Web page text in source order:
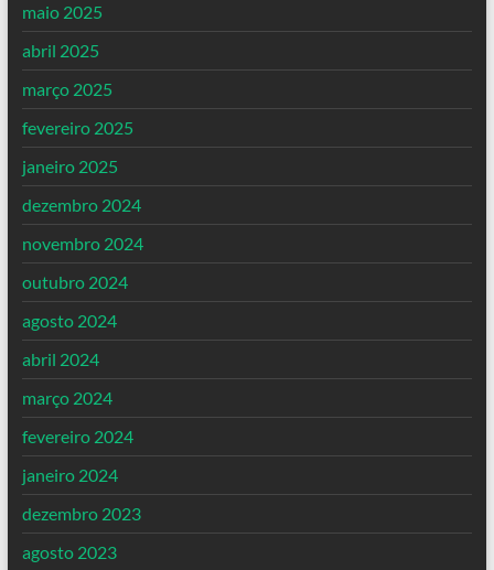
maio 2025
abril 2025
março 2025
fevereiro 2025
janeiro 2025
dezembro 2024
novembro 2024
outubro 2024
agosto 2024
abril 2024
março 2024
fevereiro 2024
janeiro 2024
dezembro 2023
agosto 2023